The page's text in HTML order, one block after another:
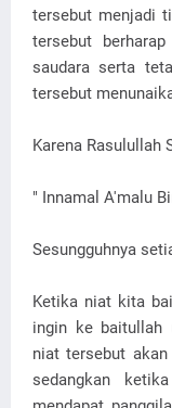
tersebut menjadi
tersebut
saudara serta
tersebut
Karena Rasulullah
" Innamal A'malu
Sesungguhnya
Ketika niat kita
ingin ke baitullah
niat tersebut
sedangkan